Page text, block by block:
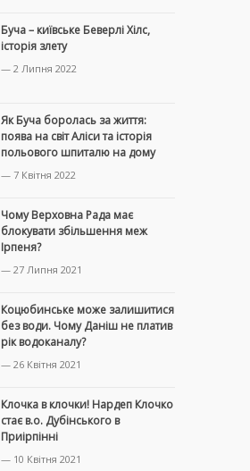
Буча – київське Беверлі Хілс,
історія злету
— 2 Липня 2022
Як Буча боролась за життя:
поява на світ Аліси та історія
польового шпиталю на дому
— 7 Квітня 2022
Чому Верховна Рада має
блокувати збільшення меж
Ірпеня?
— 27 Липня 2021
Коцюбинське може залишитися
без води. Чому Даніш не платив
рік водоканалу?
— 26 Квітня 2021
Клочка в клочки! Нардеп Клочко
стає в.о. Дубінського в
Приірпінні
— 10 Квітня 2021